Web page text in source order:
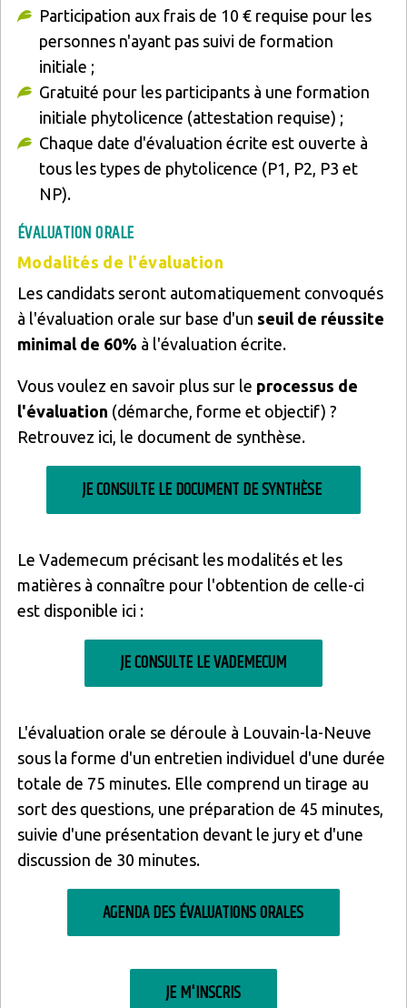
Participation aux frais de 10 € requise pour les
personnes n'ayant pas suivi de formation
initiale ;
Gratuité pour les participants à une formation
initiale phytolicence (attestation requise) ;
Chaque date d'évaluation écrite est ouverte à
tous les types de phytolicence (P1, P2, P3 et
NP).
ÉVALUATION ORALE
Modalités de l'évaluation
Les candidats seront automatiquement convoqués
à l'évaluation orale sur base d'un seuil de réussite
minimal de 60% à l'évaluation écrite.
Vous voulez en savoir plus sur le processus de
l'évaluation (démarche, forme et objectif) ?
Retrouvez ici, le document de synthèse.
JE CONSULTE LE DOCUMENT DE SYNTHÈSE
Le Vademecum précisant les modalités et les
matières à connaître pour l'obtention de celle-ci
est disponible ici :
JE CONSULTE LE VADEMECUM
L'évaluation orale se déroule à Louvain-la-Neuve
sous la forme d'un entretien individuel d'une durée
totale de 75 minutes. Elle comprend un tirage au
sort des questions, une préparation de 45 minutes,
suivie d'une présentation devant le jury et d'une
discussion de 30 minutes.
AGENDA DES ÉVALUATIONS ORALES
JE M'INSCRIS